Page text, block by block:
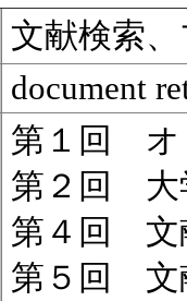
文献検索
document
第１回 オ
第２回 大
第４回 文
第５回 文